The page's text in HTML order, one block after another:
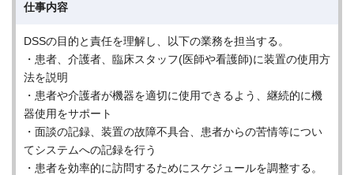
仕事内容
DSSの目的と責任を理解し、以下の業務を担当する。
・患者、介護者、臨床スタッフ(医師や看護師)に装置の使用方
法を説明
・患者や介護者が機器を適切に使用できるよう、継続的に機
器使用をサポート
・面談の記録、装置の故障不具合、患者からの苦情等につい
てシステムへの記録を行う
・患者を効率的に訪問するためにスケジュールを調整する。